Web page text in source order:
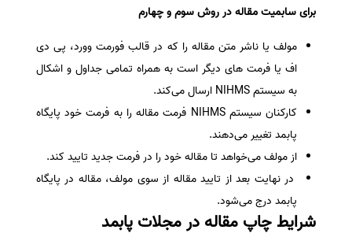
برای سابمیت مقاله در روش سوم و چهارم
مولف یا ناشر متن مقاله را که در قالب فورمت وورد، پی دی
اف یا فرمت های دیگر است به همراه تمامی جداول و اشکال
به سیستم NIHMS ارسال می‌کند.
کارکنان سیستم NIHMS فرمت مقاله را به فرمت خود پایگاه
پابمد تغییر می‌دهند.
از مولف می‌خواهد تا مقاله خود را در فرمت جدید تایید کند.
در نهایت بعد از تایید مقاله از سوی مولف، مقاله در پایگاه
پابمد درج می‌شود.
شرایط چاپ مقاله در مجلات پابمد